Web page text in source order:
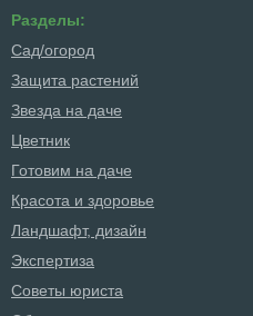
Разделы:
Сад/огород
Защита растений
Звезда на даче
Цветник
Готовим на даче
Красота и здоровье
Ландшафт, дизайн
Экспертиза
Советы юриста